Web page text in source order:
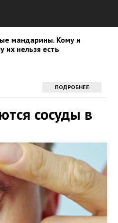
мандарины. Кому и
их нельзя есть
ПОДРОБНЕЕ
сосуды в